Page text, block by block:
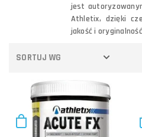
jest
Athletix, dzięki
jakość i
SORTUJ WG